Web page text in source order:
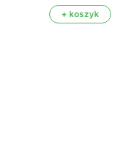
+ koszyk